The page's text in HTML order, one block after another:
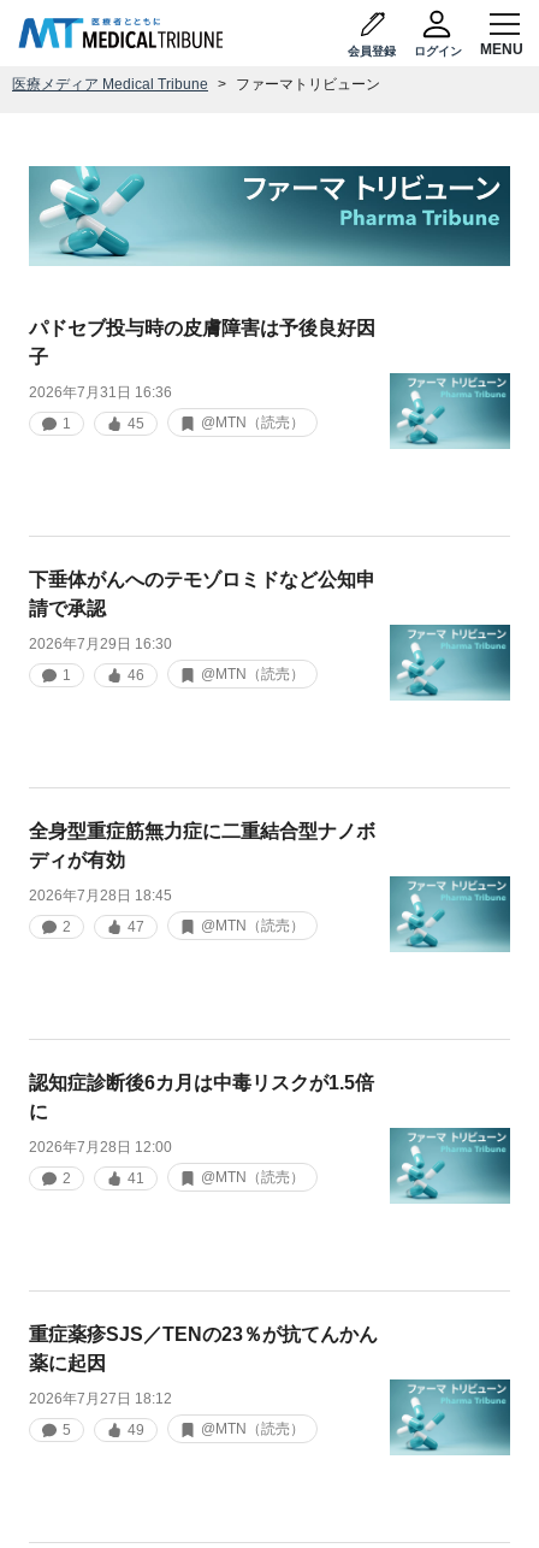
会員登録 ログイン
医療メディア Medical Tribune ファーマトリビューン
パドセブ投与時の皮膚障害は予後良好因
子
2026年7月31日 16:36
1
45 @MTN（読売）
下垂体がんへのテモゾロミドなど公知申
請で承認
2026年7月29日 16:30
1
46 @MTN（読売）
全身型重症筋無力症に二重結合型ナノボ
ディが有効
2026年7月28日 18:45
2
47 @MTN（読売）
認知症診断後6カ月は中毒リスクが1.5倍
に
2026年7月28日 12:00
2
41 @MTN（読売）
重症薬疹SJS／TENの23％が抗てんかん
薬に起因
2026年7月27日 18:12
5
49 @MTN（読売）